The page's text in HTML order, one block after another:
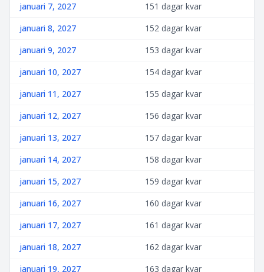
januari 7, 2027
151 dagar kvar
januari 8, 2027
152 dagar kvar
januari 9, 2027
153 dagar kvar
januari 10, 2027
154 dagar kvar
januari 11, 2027
155 dagar kvar
januari 12, 2027
156 dagar kvar
januari 13, 2027
157 dagar kvar
januari 14, 2027
158 dagar kvar
januari 15, 2027
159 dagar kvar
januari 16, 2027
160 dagar kvar
januari 17, 2027
161 dagar kvar
januari 18, 2027
162 dagar kvar
januari 19, 2027
163 dagar kvar